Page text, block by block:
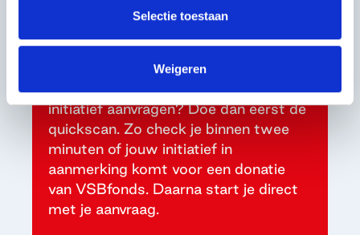
Selectie toestaan
Weigeren
jouw initiatief?
Wil je een donatie voor je culturele
initiatief aanvragen? Doe dan eerst de
quickscan. Zo check je binnen twee
minuten of jouw initiatief in
aanmerking komt voor een donatie
van VSBfonds. Daarna start je direct
met je aanvraag.